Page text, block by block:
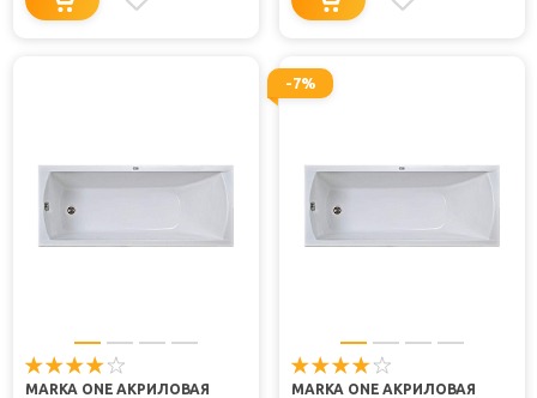
MARKA ONE АКРИЛОВАЯ
-7%
MARKA ONE АКРИЛОВАЯ